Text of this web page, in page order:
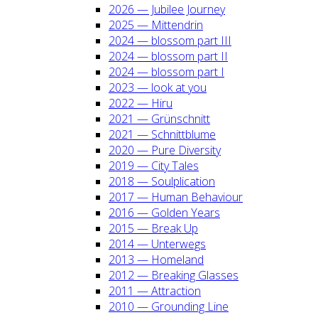
2026 — Jubi­lee Jour­ney
2025 — Mit­ten­drin
2024 — blos­som part III
2024 — blos­som part II
2024 — blos­som part I
2023 — look at you
2022 — Hiru
2021 — Grün­schnitt
2021 — Schnitt­blu­me
2020 — Pure Diver­si­ty
2019 — City Tales
2018 — Soul­pli­ca­ti­on
2017 — Human Beha­viour
2016 — Gol­den Years
2015 — Break Up
2014 — Unter­wegs
2013 — Home­land
2012 — Brea­king Glas­ses
2011 — Attrac­tion
2010 — Groun­ding Line